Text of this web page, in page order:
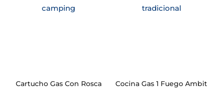
Cartucho Gas Con Rosca
Cocina Gas 1 Fuego Ambit